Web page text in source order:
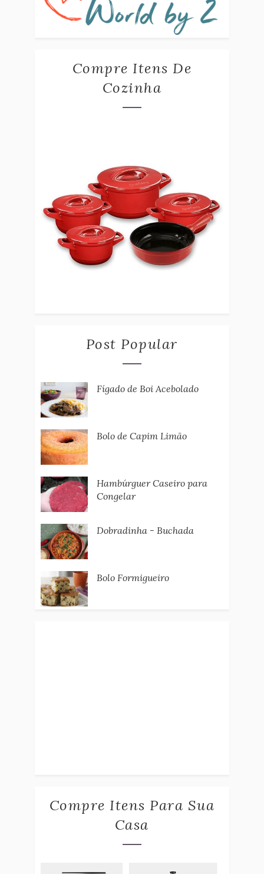
Compre Itens De
Cozinha
Post Popular
Fígado de Boi Acebolado
Bolo de Capim Limão
Hambúrguer Caseiro para
Congelar
Dobradinha - Buchada
Bolo Formigueiro
Compre Itens Para Sua
Casa